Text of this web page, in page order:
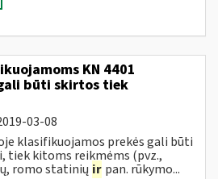
KN 4401
būti skirtos tiek
03-08
klasifikuojamos prekės gali būti
tiek kitoms reikmėms (pvz.,
romo statinių ir pan. rūkymo...